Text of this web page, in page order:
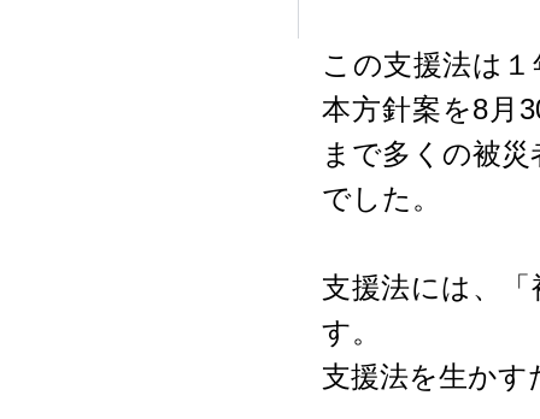
この支援法は
本方針案を8月
まで多くの被
でした。
支援法には、
す。
支援法を生か